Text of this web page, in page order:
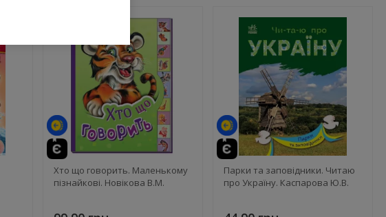
Хто що говорить. Маленькому
пізнайкові. Новікова В.М.
Парки та заповідники. Читаю
про Україну. Каспарова Ю.В.